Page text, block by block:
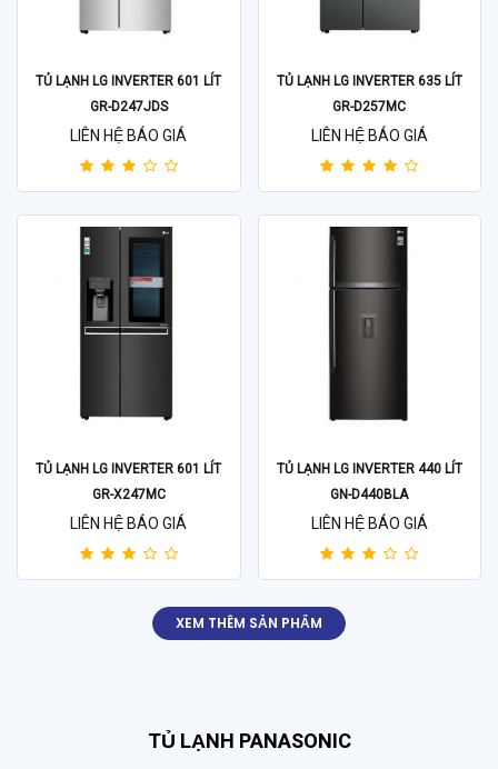
TỦ LẠNH LG INVERTER 601 LÍT
GR-D247JDS
LIÊN HỆ BÁO GIÁ
TỦ LẠNH LG INVERTER 635 LÍT
GR-D257MC
LIÊN HỆ BÁO GIÁ
TỦ LẠNH LG INVERTER 601 LÍT
GR-X247MC
LIÊN HỆ BÁO GIÁ
TỦ LẠNH LG INVERTER 440 LÍT
GN-D440BLA
LIÊN HỆ BÁO GIÁ
XEM THÊM SẢN PHẨM
TỦ LẠNH PANASONIC